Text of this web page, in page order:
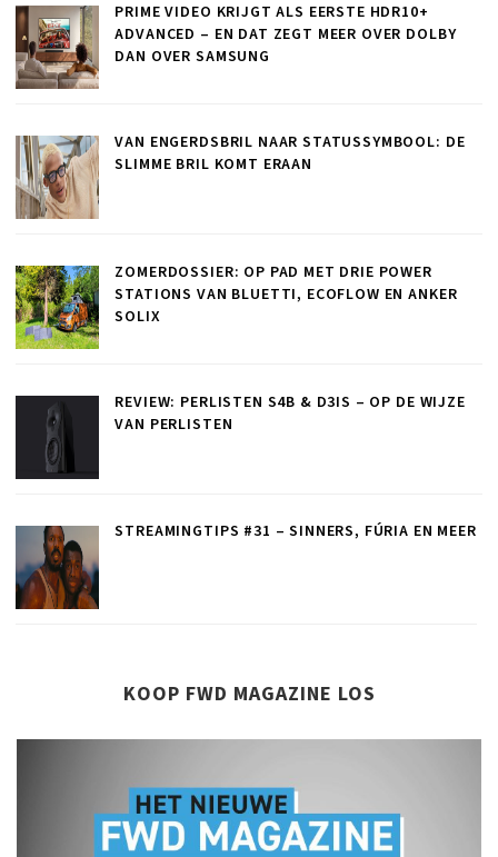
PRIME VIDEO KRIJGT ALS EERSTE HDR10+
ADVANCED – EN DAT ZEGT MEER OVER DOLBY
DAN OVER SAMSUNG
VAN ENGERDSBRIL NAAR STATUSSYMBOOL: DE
SLIMME BRIL KOMT ERAAN
ZOMERDOSSIER: OP PAD MET DRIE POWER
STATIONS VAN BLUETTI, ECOFLOW EN ANKER
SOLIX
REVIEW: PERLISTEN S4B & D3IS – OP DE WIJZE
VAN PERLISTEN
STREAMINGTIPS #31 – SINNERS, FÚRIA EN MEER
KOOP FWD MAGAZINE LOS